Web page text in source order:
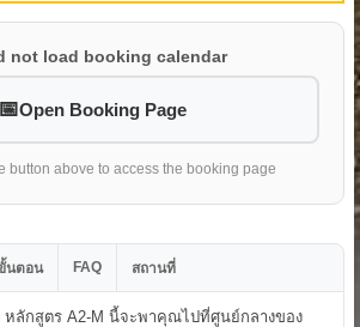
not load booking calendar
Open Booking Page
button above to access the booking page
นตอน FAQ สถานที่
หลักสูตร A2-M นี้จะพาคุณไปที่ศูนย์กลางของ